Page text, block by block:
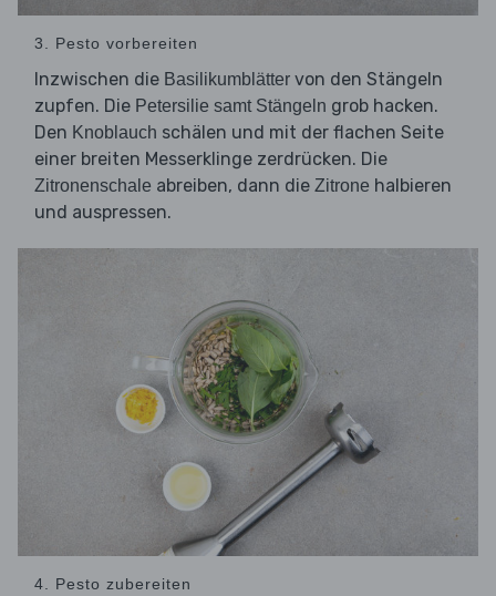
3. Pesto vorbereiten
Inzwischen die Basilikumblätter von den Stängeln
zupfen. Die Petersilie samt Stängeln grob hacken.
Den Knoblauch schälen und mit der flachen Seite
einer breiten Messerklinge zerdrücken. Die
Zitronenschale abreiben, dann die Zitrone halbieren
und auspressen.
4. Pesto zubereiten